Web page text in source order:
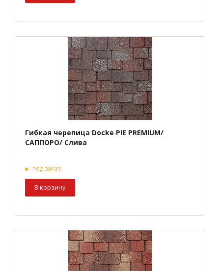
Гибкая черепица Docke PIE PREMIUM/
САППОРО/ Слива
под заказ
В корзину